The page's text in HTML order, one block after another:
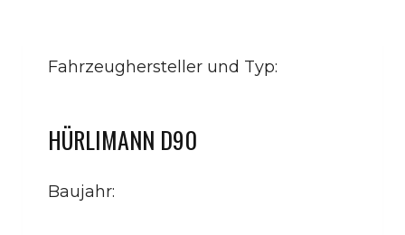
Fahrzeughersteller und Typ:
HÜRLIMANN D90
Baujahr: